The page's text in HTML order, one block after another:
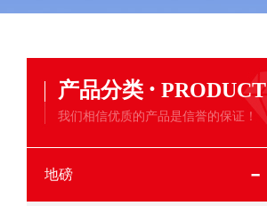
产品分类 · PRODUCT
我们相信优质的产品是信誉的保证！
地磅